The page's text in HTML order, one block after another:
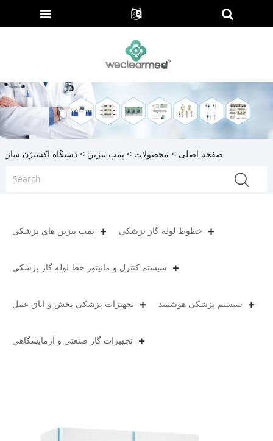
صفحه اصلی > محصولات > پمپ بنزین > دستگاه اکسیژن ساز
پمپ بنزین های پزشکی خطوط لوله گاز پزشکی
سیستم کنترل و مانیتور خط لوله گاز پزشکی
تجهیزات پزشکی بخش و اتاق عمل سیستم پزشکی هوشمند
تجهیزات گاز صنعتی و آزمایشگاهی